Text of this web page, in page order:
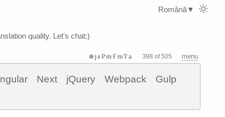
quality. Let's chat:)
⊗jsPmFmTa 398 of 505 menu
Next jQuery Webpack
Gulp
Română▼